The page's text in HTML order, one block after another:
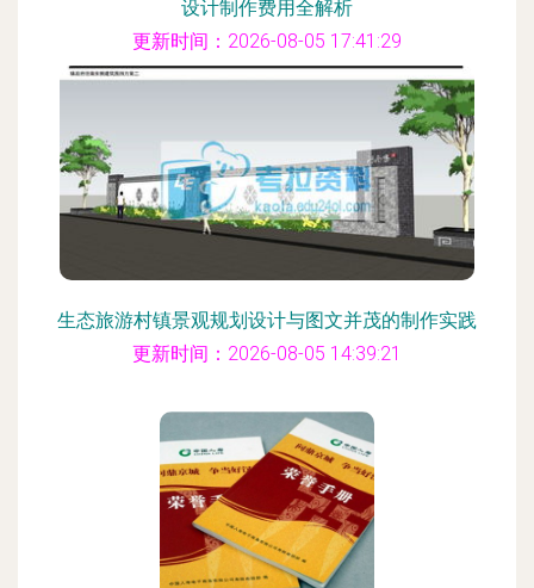
设计制作费用全解析
更新时间：2026-08-05 17:41:29
生态旅游村镇景观规划设计与图文并茂的制作实践
更新时间：2026-08-05 14:39:21